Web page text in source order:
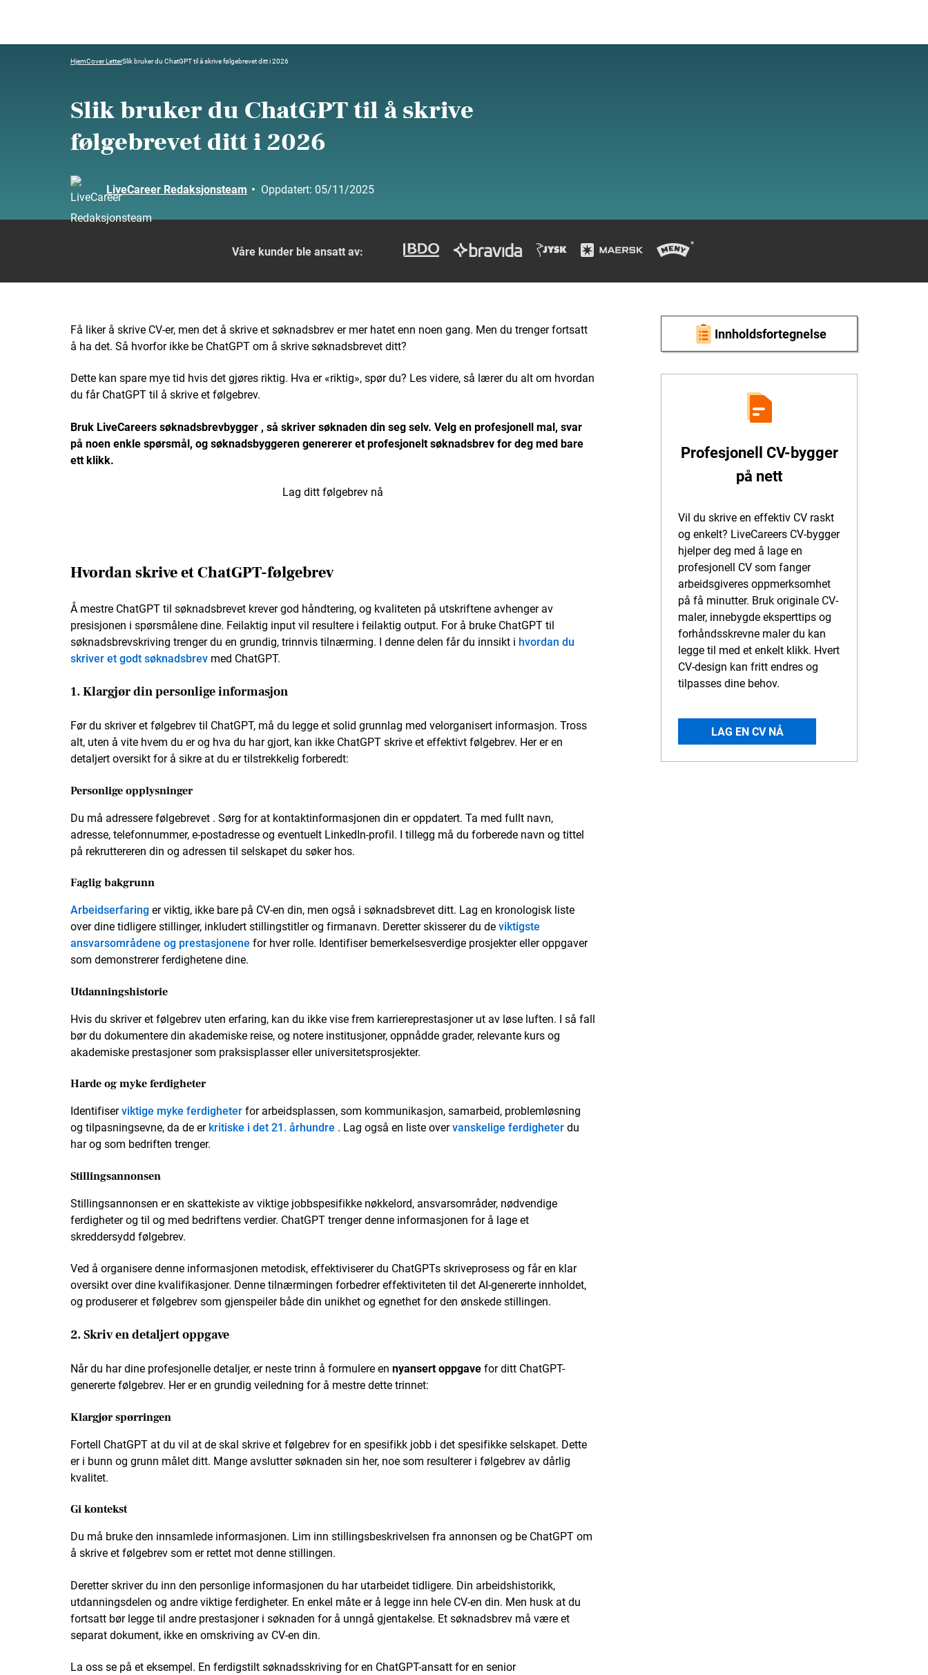
HjemCover LetterSlik bruker du ChatGPT til å skrive følgebrevet ditt i 2026
Slik bruker du ChatGPT til å skrive
følgebrevet ditt i 2026
LiveCareer Redaksjonsteam • Oppdatert: 05/11/2025
Våre kunder ble ansatt av:
Innholdsfortegnelse
Profesjonell CV-bygger
på nett
Vil du skrive en effektiv CV raskt
og enkelt? LiveCareers CV-bygger
hjelper deg med å lage en
profesjonell CV som fanger
arbeidsgiveres oppmerksomhet
på få minutter. Bruk originale CV-
maler, innebygde eksperttips og
forhåndsskrevne maler du kan
legge til med et enkelt klikk. Hvert
CV-design kan fritt endres og
tilpasses dine behov.
LAG EN CV NÅ
Få liker å skrive CV-er, men det å skrive et søknadsbrev er mer hatet enn noen gang. Men du trenger fortsatt
å ha det. Så hvorfor ikke be ChatGPT om å skrive søknadsbrevet ditt?
Dette kan spare mye tid hvis det gjøres riktig. Hva er «riktig», spør du? Les videre, så lærer du alt om hvordan
du får ChatGPT til å skrive et følgebrev.
Bruk LiveCareers søknadsbrevbygger , så skriver søknaden din seg selv. Velg en profesjonell mal, svar
på noen enkle spørsmål, og søknadsbyggeren genererer et profesjonelt søknadsbrev for deg med bare
ett klikk.
Lag ditt følgebrev nå
Hvordan skrive et ChatGPT-følgebrev
Å mestre ChatGPT til søknadsbrevet krever god håndtering, og kvaliteten på utskriftene avhenger av
presisjonen i spørsmålene dine. Feilaktig input vil resultere i feilaktig output. For å bruke ChatGPT til
søknadsbrevskriving trenger du en grundig, trinnvis tilnærming. I denne delen får du innsikt i hvordan du
skriver et godt søknadsbrev med ChatGPT.
1. Klargjør din personlige informasjon
Før du skriver et følgebrev til ChatGPT, må du legge et solid grunnlag med velorganisert informasjon. Tross
alt, uten å vite hvem du er og hva du har gjort, kan ikke ChatGPT skrive et effektivt følgebrev. Her er en
detaljert oversikt for å sikre at du er tilstrekkelig forberedt:
Personlige opplysninger
Du må adressere følgebrevet . Sørg for at kontaktinformasjonen din er oppdatert. Ta med fullt navn,
adresse, telefonnummer, e-postadresse og eventuelt LinkedIn-profil. I tillegg må du forberede navn og tittel
på rekruttereren din og adressen til selskapet du søker hos.
Faglig bakgrunn
Arbeidserfaringer viktig, ikke bare på CV-en din, men også i søknadsbrevet ditt. Lag en kronologisk liste
over dine tidligere stillinger, inkludert stillingstitler og firmanavn. Deretter skisserer du deviktigste
ansvarsområdene og prestasjonene for hver rolle. Identifiser bemerkelsesverdige prosjekter eller oppgaver
som demonstrerer ferdighetene dine.
Utdanningshistorie
Hvis du skriver et følgebrev uten erfaring, kan du ikke vise frem karriereprestasjoner ut av løse luften. I så fall
bør du dokumentere din akademiske reise, og notere institusjoner, oppnådde grader, relevante kurs og
akademiske prestasjoner som praksisplasser eller universitetsprosjekter.
Harde og myke ferdigheter
Identifiserviktige myke ferdigheterfor arbeidsplassen, som kommunikasjon, samarbeid, problemløsning
og tilpasningsevne, da de erkritiske i det 21. århundre . Lag også en liste overvanskelige ferdigheterdu
har og som bedriften trenger.
Stillingsannonsen
Stillingsannonsen er en skattekiste av viktige jobbspesifikke nøkkelord, ansvarsområder, nødvendige
ferdigheter og til og med bedriftens verdier. ChatGPT trenger denne informasjonen for å lage et
skreddersydd følgebrev.
Ved å organisere denne informasjonen metodisk, effektiviserer du ChatGPTs skriveprosess og får en klar
oversikt over dine kvalifikasjoner. Denne tilnærmingen forbedrer effektiviteten til det AI-genererte innholdet,
og produserer et følgebrev som gjenspeiler både din unikhet og egnethet for den ønskede stillingen.
2. Skriv en detaljert oppgave
Når du har dine profesjonelle detaljer, er neste trinn å formulere en nyansert oppgavefor ditt ChatGPT-
genererte følgebrev. Her er en grundig veiledning for å mestre dette trinnet:
Klargjør spørringen
Fortell ChatGPT at du vil at de skal skrive et følgebrev for en spesifikk jobb i det spesifikke selskapet. Dette
er i bunn og grunn målet ditt. Mange avslutter søknaden sin her, noe som resulterer i følgebrev av dårlig
kvalitet.
Gi kontekst
Du må bruke den innsamlede informasjonen. Lim inn stillingsbeskrivelsen fra annonsen og be ChatGPT om
å skrive et følgebrev som er rettet mot denne stillingen.
Deretter skriver du inn den personlige informasjonen du har utarbeidet tidligere. Din arbeidshistorikk,
utdanningsdelen og andre viktige ferdigheter. En enkel måte er å legge inn hele CV-en din. Men husk at du
fortsatt bør legge til andre prestasjoner i søknaden for å unngå gjentakelse. Et søknadsbrev må være et
separat dokument, ikke en omskriving av CV-en din.
La oss se på et eksempel. En ferdigstilt søknadsskriving for en ChatGPT-ansatt for en senior